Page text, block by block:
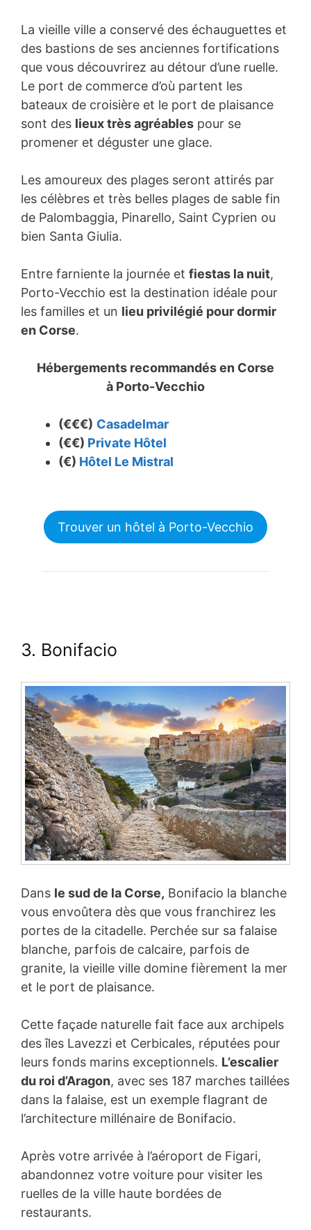
La vieille ville a conservé des échauguettes et
des bastions de ses anciennes fortifications
que vous découvrirez au détour d’une ruelle.
Le port de commerce d’où partent les
bateaux de croisière et le port de plaisance
sont des lieux très agréables pour se
promener et déguster une glace.
Les amoureux des plages seront attirés par
les célèbres et très belles plages de sable fin
de Palombaggia, Pinarello, Saint Cyprien ou
bien Santa Giulia.
Entre farniente la journée et fiestas la nuit,
Porto-Vecchio est la destination idéale pour
les familles et un lieu privilégié pour dormir
en Corse.
Hébergements recommandés en Corse
à Porto-Vecchio
(€€€) Casadelmar
(€€) Private Hôtel
(€) Hôtel Le Mistral
Trouver un hôtel à Porto-Vecchio
3. Bonifacio
Dans le sud de la Corse, Bonifacio la blanche
vous envoûtera dès que vous franchirez les
portes de la citadelle. Perchée sur sa falaise
blanche, parfois de calcaire, parfois de
granite, la vieille ville domine fièrement la mer
et le port de plaisance.
Cette façade naturelle fait face aux archipels
des îles Lavezzi et Cerbicales, réputées pour
leurs fonds marins exceptionnels. L’escalier
du roi d’Aragon, avec ses 187 marches taillées
dans la falaise, est un exemple flagrant de
l’architecture millénaire de Bonifacio.
Après votre arrivée à l’aéroport de Figari,
abandonnez votre voiture pour visiter les
ruelles de la ville haute bordées de
restaurants.